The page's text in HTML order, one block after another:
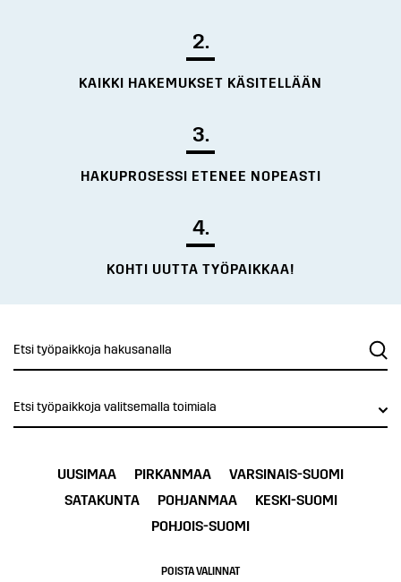
2.
KAIKKI HAKEMUKSET KÄSITELLÄÄN
3.
HAKUPROSESSI ETENEE NOPEASTI
4.
KOHTI UUTTA TYÖPAIKKAA!
Etsi työpaikkoja valitsemalla toimiala
UUSIMAA PIRKANMAA
VARSINAIS-SUOMI
SATAKUNTA
POHJANMAA
KESKI-SUOMI
POHJOIS-SUOMI
POISTA VALINNAT